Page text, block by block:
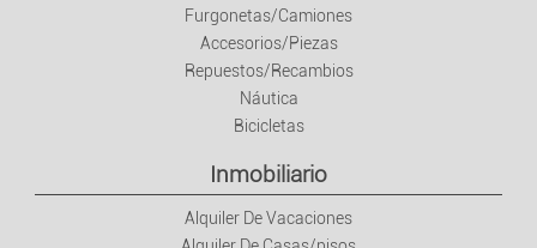
Furgonetas/Camiones
Accesorios/Piezas
Repuestos/Recambios
Náutica
Bicicletas
Inmobiliario
Alquiler De Vacaciones